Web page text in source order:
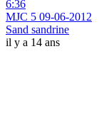
6:36
MJC 5 09-06-2012
Sand sandrine
il y a 14 ans